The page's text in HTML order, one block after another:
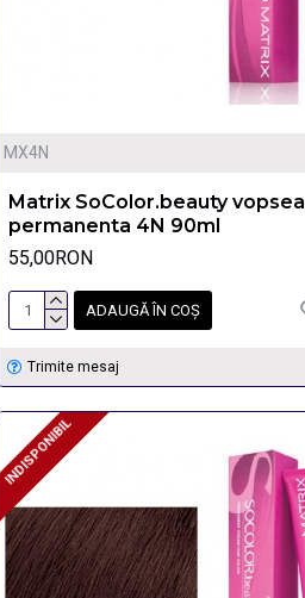
MX4N
Matrix SoColor.beauty vopsea
permanenta 4N 90ml
55,00RON
ADAUGĂ ÎN COŞ
Trimite mesaj
INDISPONIBIL
INDISPONIBIL